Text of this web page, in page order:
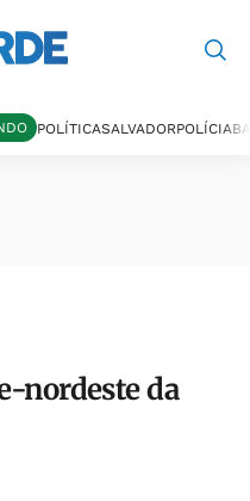
POLÍTICASALVADORPOLÍCIA
nordeste da